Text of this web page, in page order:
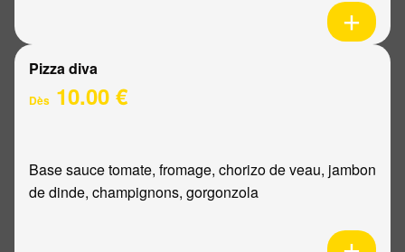
Pizza diva
Dès 10.00 €
Base sauce tomate, fromage, chorizo de veau, jambon
de dinde, champignons, gorgonzola